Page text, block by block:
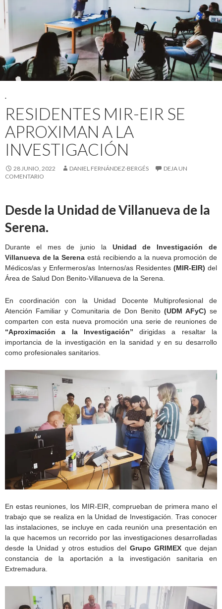
.
RESIDENTES MIR-EIR SE
APROXIMAN A LA
INVESTIGACIÓN
28 JUNIO, 2022 DANIEL FERNÁNDEZ-BERGÉS
DEJA UN
COMENTARIO
Desde la Unidad de Villanueva de la
Serena.
Durante el mes de junio la Unidad de Investigación de
Villanueva de la Serena está recibiendo a la nueva promoción de
Médicos/as y Enfermeros/as Internos/as Residentes (MIR-EIR) del
Área de Salud Don Benito-Villanueva de la Serena.
En coordinación con la Unidad Docente Multiprofesional de
Atención Familiar y Comunitaria de Don Benito (UDM AFyC) se
comparten con esta nueva promoción una serie de reuniones de
“Aproximación a la Investigación” dirigidas a resaltar la
importancia de la investigación en la sanidad y en su desarrollo
como profesionales sanitarios.
En estas reuniones, los MIR-EIR, comprueban de primera mano el
trabajo que se realiza en la Unidad de Investigación. Tras conocer
las instalaciones, se incluye en cada reunión una presentación en
la que hacemos un recorrido por las investigaciones desarrolladas
desde la Unidad y otros estudios del Grupo GRIMEX que dejan
constancia de la aportación a la investigación sanitaria en
Extremadura.